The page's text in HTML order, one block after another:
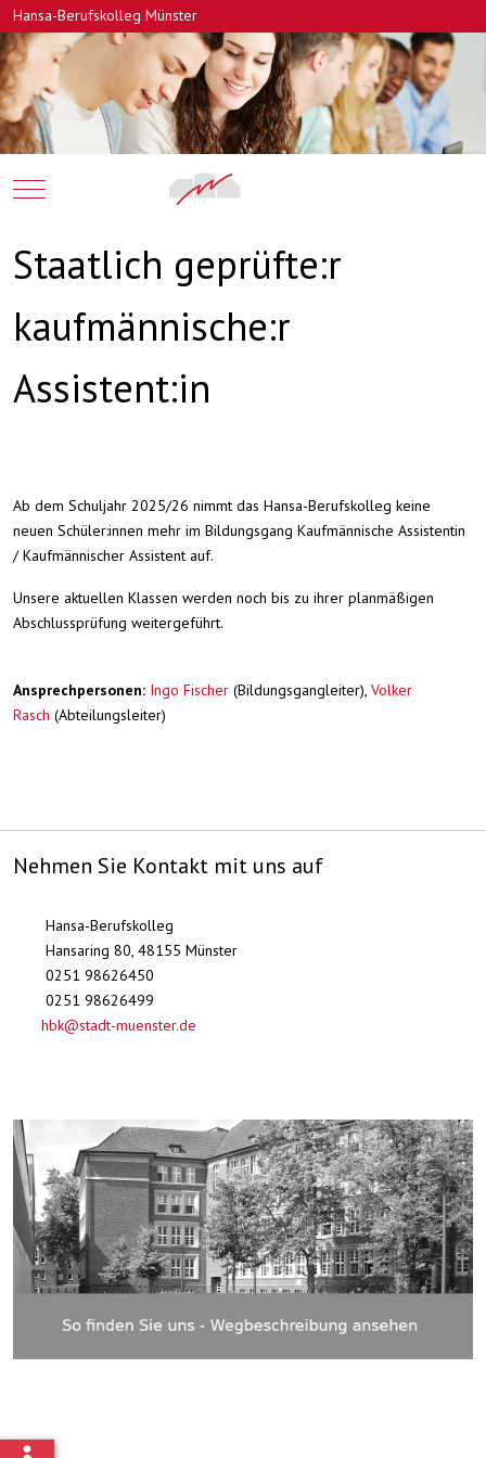
Hansa-Berufskolleg Münster
Mobile Menu Toggle
Staatlich geprüfte:r
kaufmännische:r
Assistent:in
Ab dem Schuljahr 2025/26 nimmt das Hansa-Berufskolleg keine
neuen Schüler:innen mehr im Bildungsgang Kaufmännische Assistentin
/ Kaufmännischer Assistent auf.
Unsere aktuellen Klassen werden noch bis zu ihrer planmäßigen
Abschlussprüfung weitergeführt.
Ansprechpersonen: Ingo Fischer (Bildungsgangleiter), Volker
Rasch (Abteilungsleiter)
Nehmen Sie Kontakt mit uns auf
Hansa-Berufskolleg
Hansaring 80, 48155 Münster
0251 98626450
0251 98626499
hbk@stadt-muenster.de